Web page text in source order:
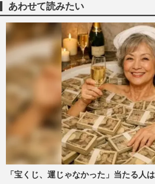
あわせて読みたい
「宝くじ、運じゃなかった」当たる人